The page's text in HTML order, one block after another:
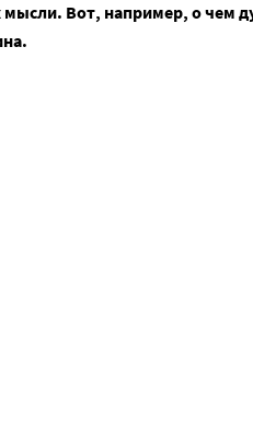
мысли. Вот, например, о чем